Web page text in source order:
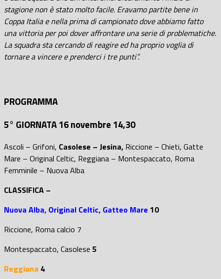
stagione non è stato molto facile. Eravamo partite bene in
Coppa Italia e nella prima di campionato dove abbiamo fatto
una vittoria per poi dover affrontare una serie di problematiche.
La squadra sta cercando di reagire ed ha proprio voglia di
tornare a vincere e prenderci i tre punti”.
PROGRAMMA
5° GIORNATA 16 novembre 14,30
Ascoli – Grifoni, Casolese – Jesina, Riccione – Chieti, Gatte
Mare – Original Celtic, Reggiana – Montespaccato, Roma
Femminile – Nuova Alba
CLASSIFICA –
Nuova Alba, Original Celtic, Gatteo Mare 10
Riccione, Roma calcio 7
Montespaccato, Casolese 5
Reggiana 4